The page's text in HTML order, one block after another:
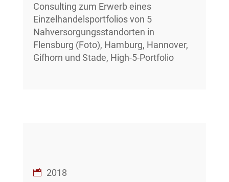
Consulting zum Erwerb eines
Einzelhandelsportfolios von 5
Nahversorgungsstandorten in
Flensburg (Foto), Hamburg, Hannover,
Gifhorn und Stade, High-5-Portfolio
2018